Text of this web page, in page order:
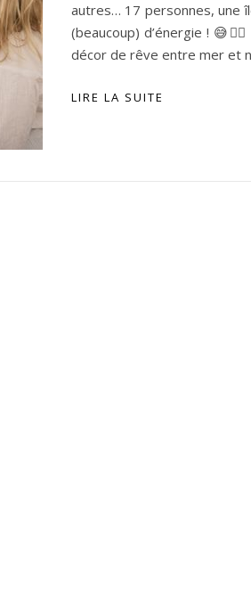
autres… 17 personnes, une
(beaucoup) d’énergie !
décor de rêve entre mer et
LIRE LA SUITE